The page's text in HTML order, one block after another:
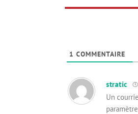
1 COMMENTAIRE
stratic
Un